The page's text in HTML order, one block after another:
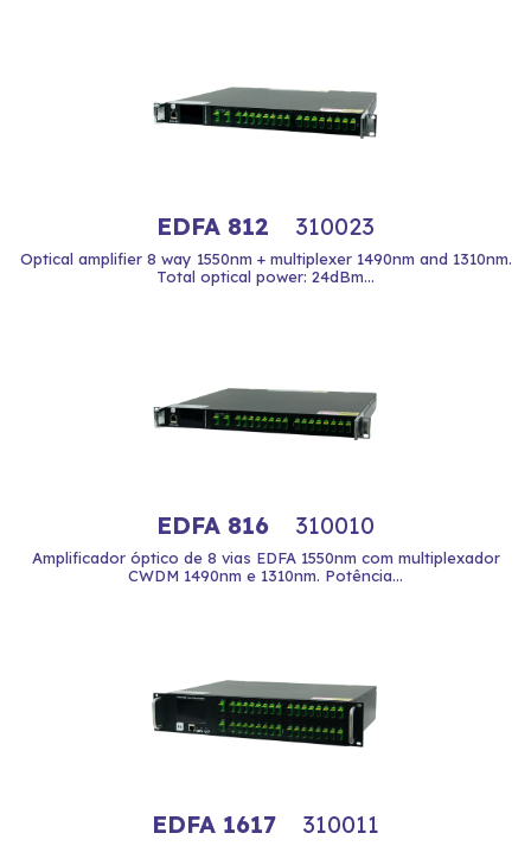
EDFA 812 310023
Optical amplifier 8 way 1550nm + multiplexer 1490nm and 1310nm.
Total optical power: 24dBm...
EDFA 816 310010
Amplificador óptico de 8 vias EDFA 1550nm com multiplexador
CWDM 1490nm e 1310nm. Potência...
EDFA 1617 310011